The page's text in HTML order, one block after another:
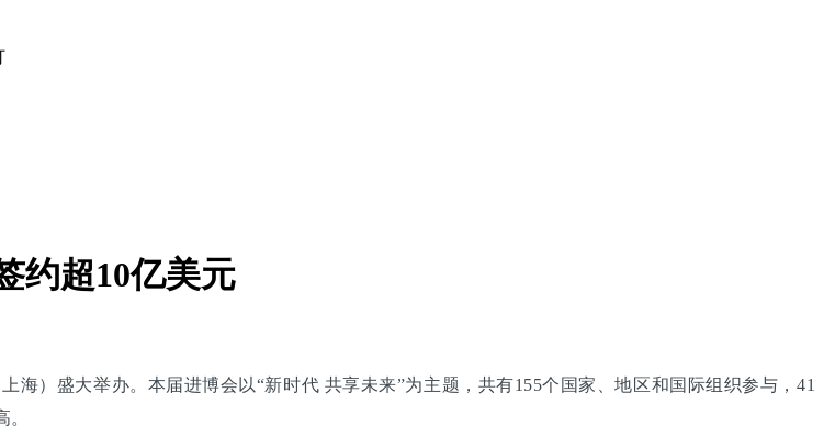
约超10亿美元
）盛大举办。本届进博会以“新时代 共享未来”为主题，共有155个国家、地区和国际组织参与，41